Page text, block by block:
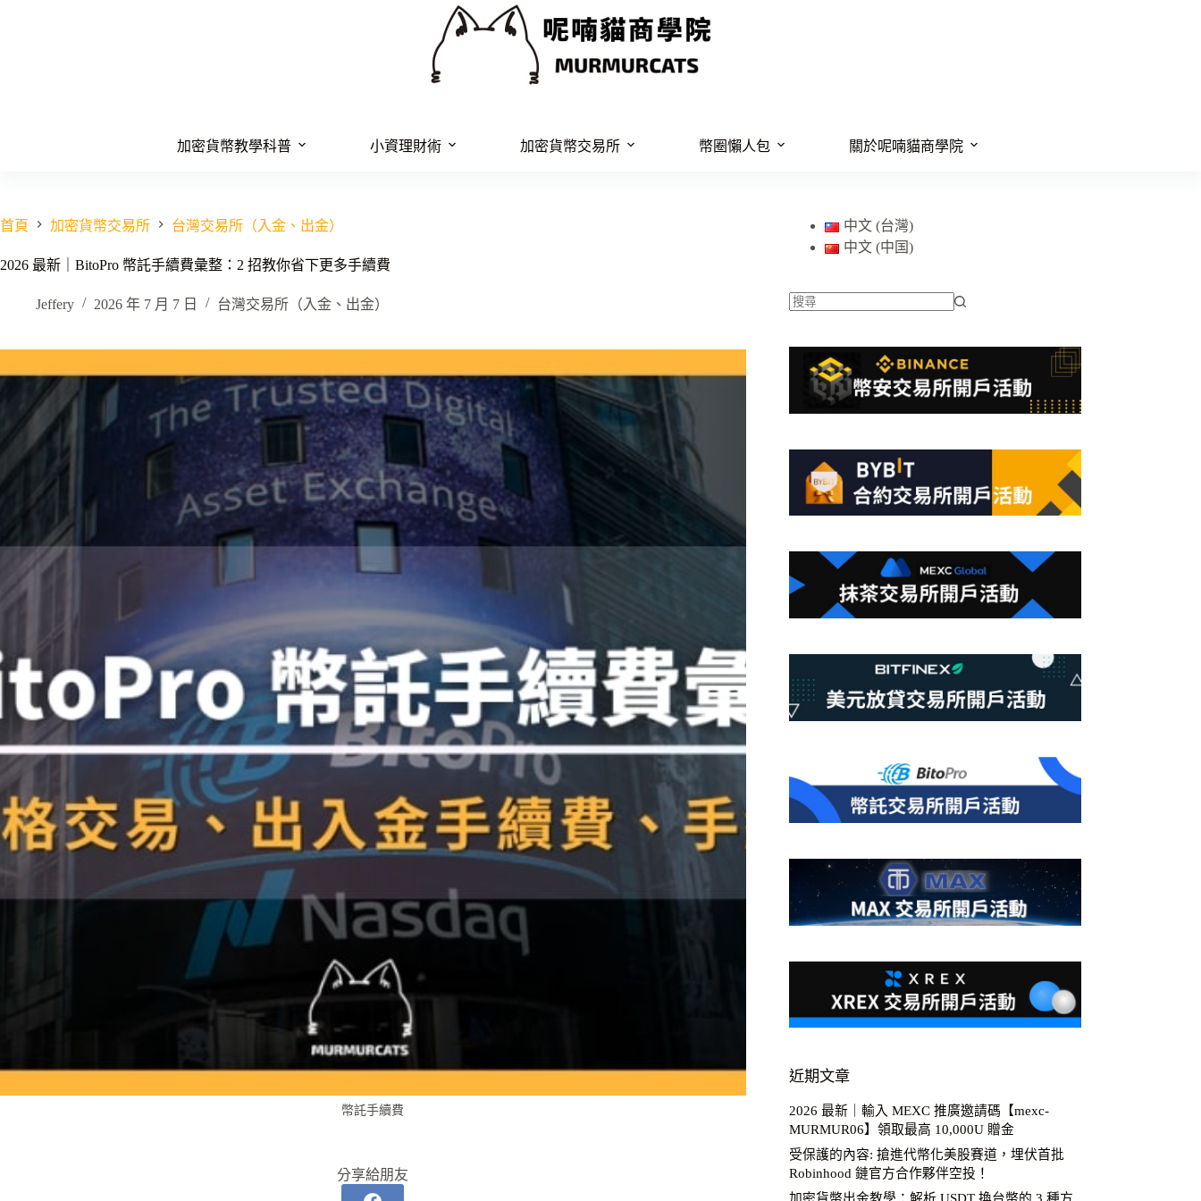
加密貨幣教學科普
小資理財術 加密貨幣交易所 幣圈懶人包 關於呢喃貓商學院
首頁 加密貨幣交易所 台灣交易所（入金、出金）
2026 最新｜BitoPro 幣託手續費彙整：2 招教你省下更多手續費
Jeffery 2026 年 7 月 7 日 台灣交易所（入金、出金）
幣託手續費
分享給朋友
中文 (台灣)
中文 (中国)
不
件
果
近期文章
2026 最新｜輸入 MEXC 推廣邀請碼【mexc-
MURMUR06】領取最高 10,000U 贈金
受保護的內容: 搶進代幣化美股賽道，埋伏首批
Robinhood 鏈官方合作夥伴空投！
加密貨幣出金教學：解析 USDT 換台幣的 3 種方